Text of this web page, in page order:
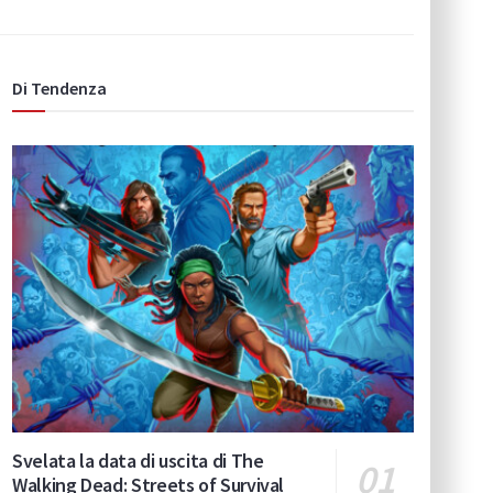
Di Tendenza
Svelata la data di uscita di The
Walking Dead: Streets of Survival